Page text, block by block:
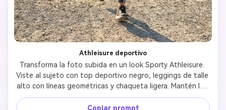
Athleisure deportivo
Transforma la foto subida en un look Sporty Athleisure.
Viste al sujeto con top deportivo negro, leggings de talle
alto con líneas geométricas y chaqueta ligera. Mantén los
rasgos naturales y activos. Fondo: Sendero de parque
urbano o gimnasio con luz de mañana brillante.
Copiar prompt